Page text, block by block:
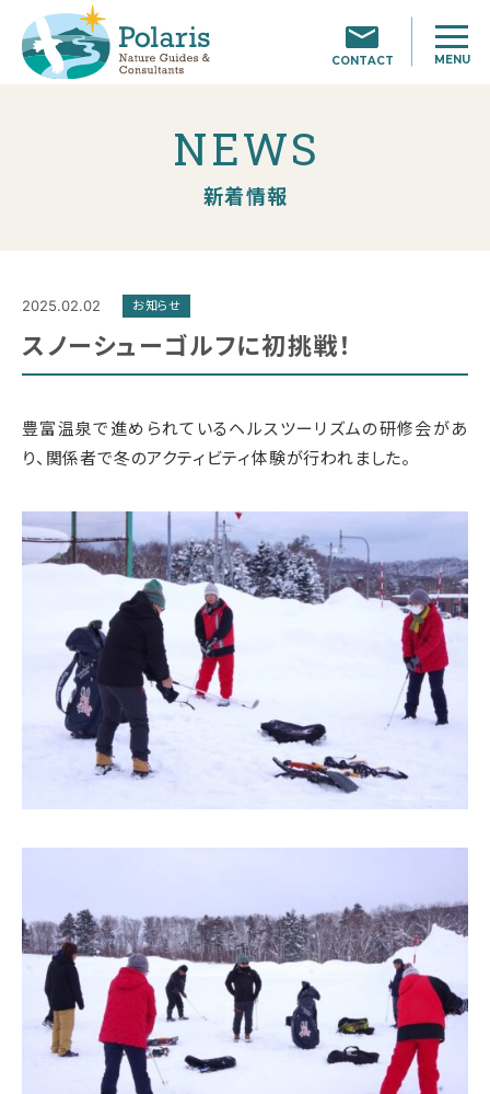
CONTACT MENU
NEWS
新着情報
2025.02.02 お知らせ
スノーシューゴルフに初挑戦！
豊富温泉で進められているヘルスツーリズムの研修会があ
り、関係者で冬のアクティビティ体験が行われました。